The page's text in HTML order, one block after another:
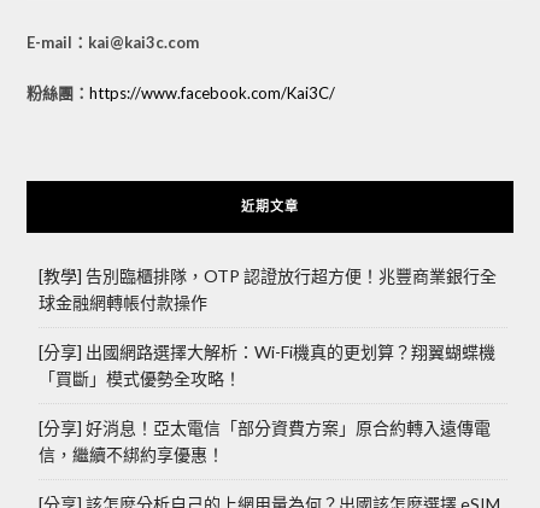
E-mail：kai@kai3c.com
粉絲團： https://www.facebook.com/Kai3C/
近期文章
[教學] 告別臨櫃排隊，OTP 認證放行超方便！兆豐商業銀行全
球金融網轉帳付款操作
[分享] 出國網路選擇大解析：Wi-Fi機真的更划算？翔翼蝴蝶機
「買斷」模式優勢全攻略！
[分享] 好消息！亞太電信「部分資費方案」原合約轉入遠傳電
信，繼續不綁約享優惠！